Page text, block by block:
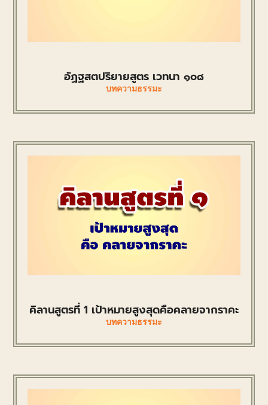
อัฏฐสตปริยายสูตร เวทนา ๑๐๘
บทความธรรมะ
คิลานสูตรที่ 1 เป้าหมายสูงสุดคือคลายจากราคะ
บทความธรรมะ